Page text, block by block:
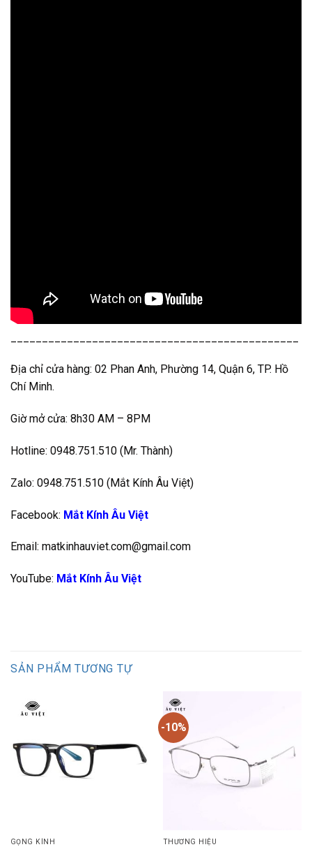
Địa chỉ cửa hàng: 02 Phan Anh, Phường 14, Quận 6, TP. Hồ
Chí Minh.
Giờ mở cửa: 8h30 AM – 8PM
Hotline: 0948.751.510 (Mr. Thành)
Zalo: 0948.751.510 (Mắt Kính Âu Việt)
Facebook: Mắt Kính Âu Việt
Email: matkinhauviet.com@gmail.com
YouTube: Mắt Kính Âu Việt
SẢN PHẨM TƯƠNG TỰ
GỌNG KÍNH
-10%
THƯƠNG HIỆU